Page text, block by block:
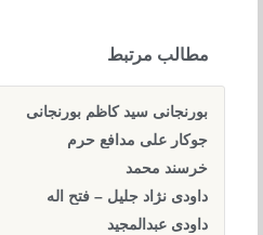
مطالب مرتبط
بورنجانی سید کاظم بورنجانی
جوکار علی مدافع حرم
خرسند محمد
داودی نژاد جلیل – فتح اله
داودی عبدالمجید